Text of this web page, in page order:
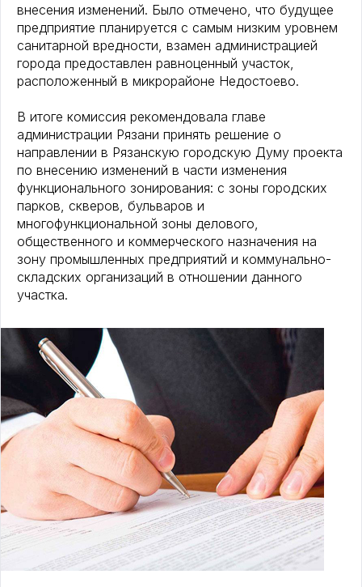
внесения изменений. Было отмечено, что будущее
предприятие планируется с самым низким уровнем
санитарной вредности, взамен администрацией
города предоставлен равноценный участок,
расположенный в микрорайоне Недостоево.
В итоге комиссия рекомендовала главе
администрации Рязани принять решение о
направлении в Рязанскую городскую Думу проекта
по внесению изменений в части изменения
функционального зонирования: с зоны городских
парков, скверов, бульваров и
многофункциональной зоны делового,
общественного и коммерческого назначения на
зону промышленных предприятий и коммунально-
складских организаций в отношении данного
участка.